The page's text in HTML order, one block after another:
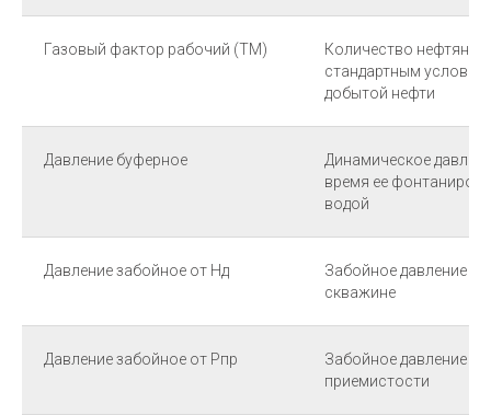
Газовый фактор рабочий (ТМ)
Количество
стандартным
добытой нефти
Давление буферное
Динамическое
время ее
водой
Давление забойное от Hд
Забойное давление
скважине
Давление забойное от Pпр
Забойное давление
приемистости